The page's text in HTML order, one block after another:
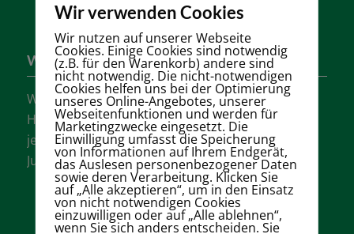
Wer sind wir?
Wir sind einer der größten Tennisvereine
Hannovers mit vielen aktiven Mannschaften in
jeder Altersklasse für Damen, Herren und
Jugendliche.
Wir verwenden Cookies
Wir nutzen auf unserer Webseite
Cookies. Einige Cookies sind notwendig
(z.B. für den Warenkorb) andere sind
nicht notwendig. Die nicht-notwendigen
Cookies helfen uns bei der Optimierung
unseres Online-Angebotes, unserer
Webseitenfunktionen und werden für
Marketingzwecke eingesetzt. Die
Einwilligung umfasst die Speicherung
von Informationen auf Ihrem Endgerät,
das Auslesen personenbezogener Daten
sowie deren Verarbeitung. Klicken Sie
auf „Alle akzeptieren“, um in den Einsatz
von nicht notwendigen Cookies
einzuwilligen oder auf „Alle ablehnen“,
wenn Sie sich anders entscheiden. Sie